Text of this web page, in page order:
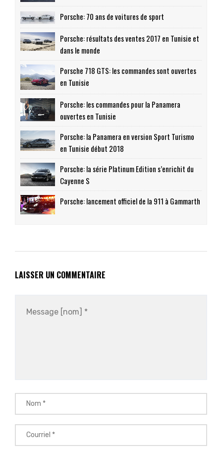
Porsche: 70 ans de voitures de sport
Porsche: résultats des ventes 2017 en Tunisie et
dans le monde
Porsche 718 GTS: les commandes sont ouvertes
en Tunisie
Porsche: les commandes pour la Panamera
ouvertes en Tunisie
Porsche: la Panamera en version Sport Turismo
en Tunisie début 2018
Porsche: la série Platinum Edition s’enrichit du
Cayenne S
Porsche: lancement officiel de la 911 à Gammarth
LAISSER UN COMMENTAIRE